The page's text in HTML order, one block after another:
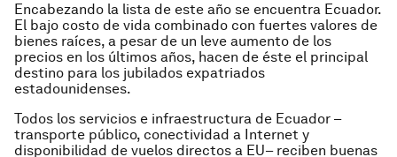
Encabezando la lista de este año se encuentra Ecuador.
El bajo costo de vida combinado con fuertes valores de
bienes raíces, a pesar de un leve aumento de los
precios en los últimos años, hacen de éste el principal
destino para los jubilados expatriados
estadounidenses.
Todos los servicios e infraestructura de Ecuador –
transporte público, conectividad a Internet y
disponibilidad de vuelos directos a EU– reciben buenas